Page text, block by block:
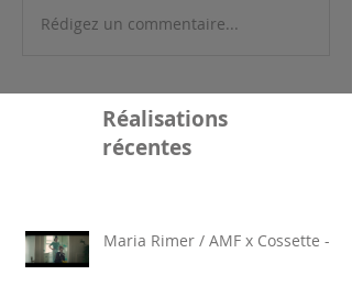
Rédigez un commentaire...
Réalisations
récentes
Maria Rimer / AMF x Cossette -